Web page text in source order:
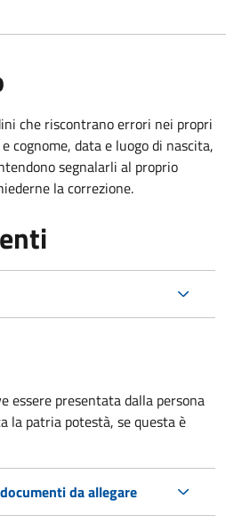
che riscontrano errori nei propri
cognome, data e luogo di nascita,
segnalarli al proprio
la correzione.
essere presentata dalla persona
la patria potestà, se questa è
da allegare